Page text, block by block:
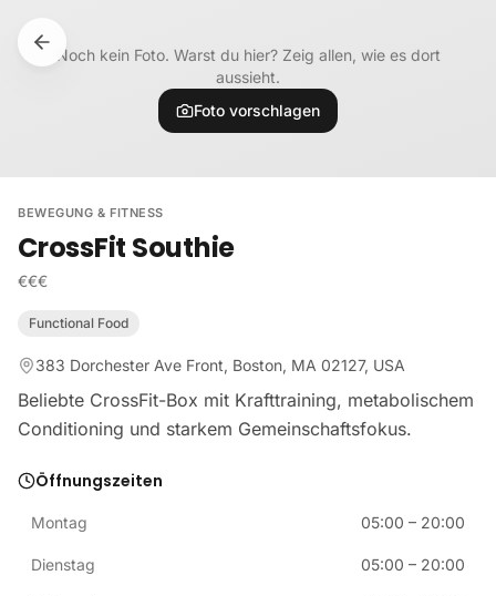
Noch kein Foto. Warst du hier? Zeig allen, wie es dort
aussieht.
Foto vorschlagen
BEWEGUNG & FITNESS
CrossFit Southie
€€€
Functional Food
383 Dorchester Ave Front, Boston, MA 02127, USA
Beliebte CrossFit-Box mit Krafttraining, metabolischem
Conditioning und starkem Gemeinschaftsfokus.
Öffnungszeiten
Montag 05:00 – 20:00
Dienstag 05:00 – 20:00